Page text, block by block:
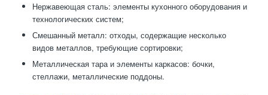
Нержавеющая сталь: элементы кухонного оборудования и
технологических систем;
Смешанный металл: отходы, содержащие несколько
видов металлов, требующие сортировки;
Металлическая тара и элементы каркасов: бочки,
стеллажи, металлические поддоны.